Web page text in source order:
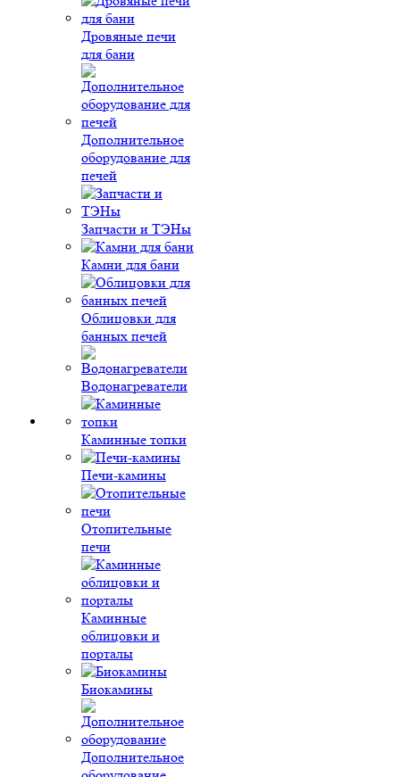
Дровяные печи
для бани
Дополнительное
оборудование для
печей
Запчасти и ТЭНы
Камни для бани
Облицовки для
банных печей
Водонагреватели
Каминные топки
Печи-камины
Отопительные
печи
Каминные
облицовки и
порталы
Биокамины
Дополнительное